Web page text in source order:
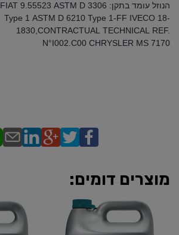
הנוזל עומד בתקן: FIAT 9.55523 ASTM D 3306
Type 1 ASTM D 6210 Type 1-FF IVECO 18-
1830, CONTRACTUAL TECHNICAL REF.
N°I002.C00 CHRYSLER MS 7170
מוצרים דומים: